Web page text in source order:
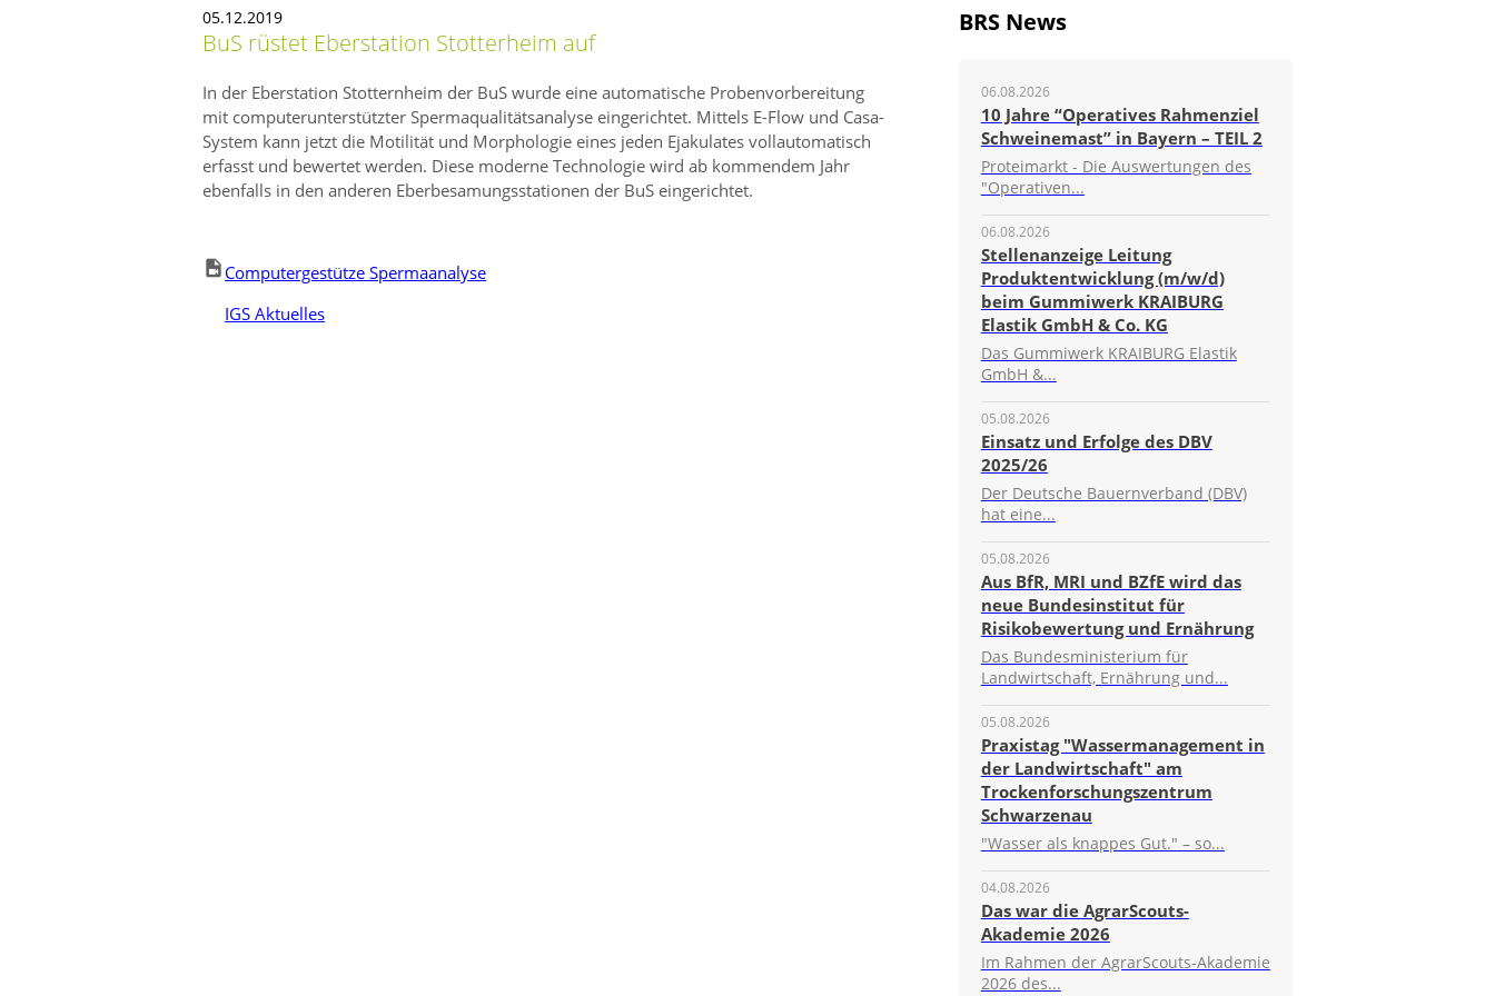
BRS News
06.08.2026
10 Jahre “Operatives Rahmenziel
Schweinemast” in Bayern – TEIL 2
Proteimarkt - Die Auswertungen des
"Operativen...
06.08.2026
Stellenanzeige Leitung
Produktentwicklung (m/w/d)
beim Gummiwerk KRAIBURG
Elastik GmbH & Co. KG
Das Gummiwerk KRAIBURG Elastik
GmbH &...
05.08.2026
Einsatz und Erfolge des DBV
2025/26
Der Deutsche Bauernverband (DBV)
hat eine...
05.08.2026
Aus BfR, MRI und BZfE wird das
neue Bundesinstitut für
Risikobewertung und Ernährung
Das Bundesministerium für
Landwirtschaft, Ernährung und...
05.08.2026
Praxistag "Wassermanagement in
der Landwirtschaft" am
Trockenforschungszentrum
Schwarzenau
"Wasser als knappes Gut." – so...
04.08.2026
Das war die AgrarScouts-
Akademie 2026
Im Rahmen der AgrarScouts-Akademie
2026 des...
05.12.2019
BuS rüstet Eberstation Stotterheim auf
In der Eberstation Stotternheim der BuS wurde eine automatische Probenvorbereitung
mit computerunterstützter Spermaqualitätsanalyse eingerichtet. Mittels E-Flow und Casa-
System kann jetzt die Motilität und Morphologie eines jeden Ejakulates vollautomatisch
erfasst und bewertet werden. Diese moderne Technologie wird ab kommendem Jahr
ebenfalls in den anderen Eberbesamungsstationen der BuS eingerichtet.
Computergestütze Spermaanalyse
IGS Aktuelles